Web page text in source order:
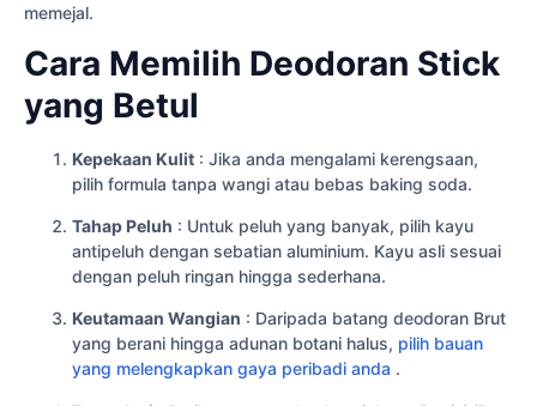
memejal.
Cara Memilih Deodoran Stick
yang Betul
Kepekaan Kulit : Jika anda mengalami kerengsaan,
pilih formula tanpa wangi atau bebas baking soda.
Tahap Peluh : Untuk peluh yang banyak, pilih kayu
antipeluh dengan sebatian aluminium. Kayu asli sesuai
dengan peluh ringan hingga sederhana.
Keutamaan Wangian : Daripada batang deodoran Brut
yang berani hingga adunan botani halus, pilih bauan
yang melengkapkan gaya peribadi anda .